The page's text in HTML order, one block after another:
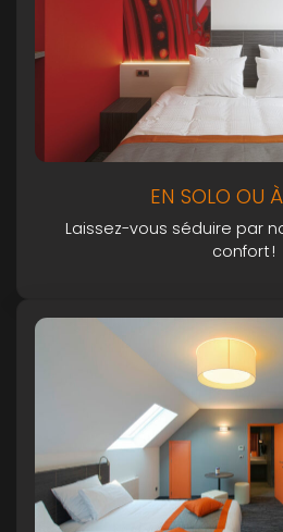
EN SOLO OU
Laissez-vous séduire par
confort !